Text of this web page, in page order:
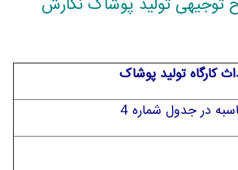
توجیهی تولید پوشاک نگارش
کارگاه تولید پوشاک
در جدول شماره 4